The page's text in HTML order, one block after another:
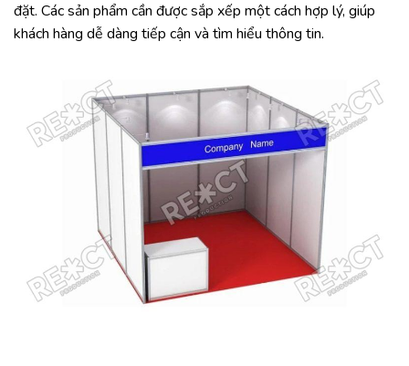
đặt. Các sản phẩm cần được sắp xếp một cách hợp lý, giúp
khách hàng dễ dàng tiếp cận và tìm hiểu thông tin.